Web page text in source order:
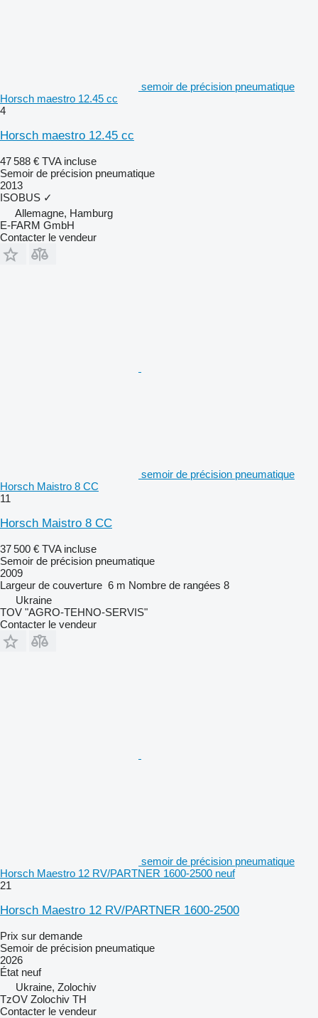
semoir de précision pneumatique
Horsch maestro 12.45 cc
4
Horsch maestro 12.45 cc
47 588 € TVA incluse
Semoir de précision pneumatique
2013
ISOBUS ✓
Allemagne, Hamburg
E-FARM GmbH
Contacter le vendeur
semoir de précision pneumatique
Horsch Maistro 8 CC
11
Horsch Maistro 8 CC
37 500 € TVA incluse
Semoir de précision pneumatique
2009
Largeur de couverture 6 m Nombre de rangées 8
Ukraine
TOV "AGRO-TEHNO-SERVIS"
Contacter le vendeur
semoir de précision pneumatique
Horsch Maestro 12 RV/PARTNER 1600-2500 neuf
21
Horsch Maestro 12 RV/PARTNER 1600-2500
Prix sur demande
Semoir de précision pneumatique
2026
État neuf
Ukraine, Zolochiv
TzOV Zolochiv TH
Contacter le vendeur